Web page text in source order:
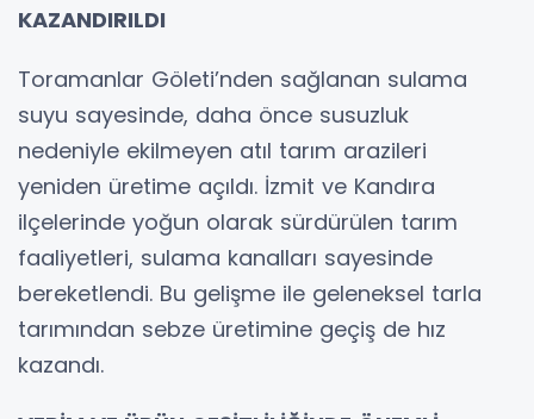
KAZANDIRILDI
Toramanlar Göleti’nden sağlanan sulama
suyu sayesinde, daha önce susuzluk
nedeniyle ekilmeyen atıl tarım arazileri
yeniden üretime açıldı. İzmit ve Kandıra
ilçelerinde yoğun olarak sürdürülen tarım
faaliyetleri, sulama kanalları sayesinde
bereketlendi. Bu gelişme ile geleneksel tarla
tarımından sebze üretimine geçiş de hız
kazandı.